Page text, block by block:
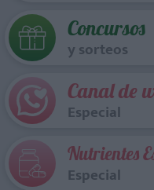
Concursos
y sorteos
Canal de
Especial
Nutrientes
Especial